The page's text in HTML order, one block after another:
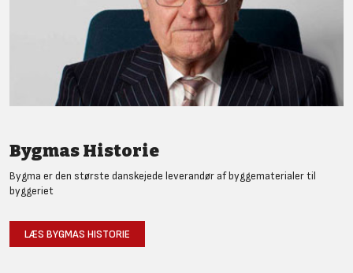
Bygmas Historie
Bygma er den største danskejede leverandør af byggematerialer til
byggeriet
LÆS BYGMAS HISTORIE